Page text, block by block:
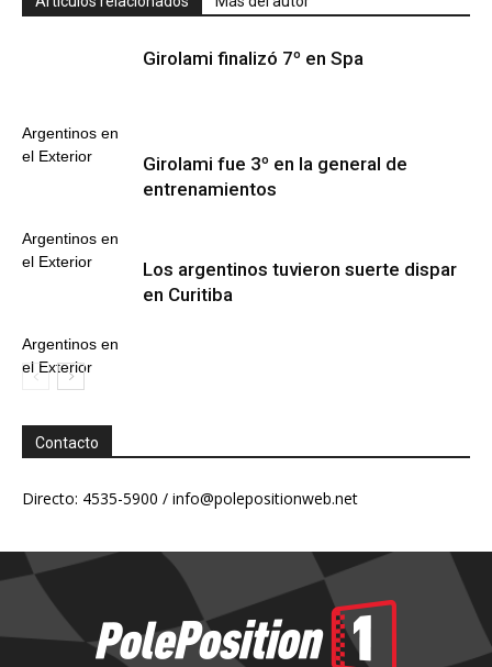
Argentinos en
el Exterior
Girolami finalizó 7º en Spa
Argentinos en
el Exterior
Girolami fue 3º en la general de
entrenamientos
Argentinos en
el Exterior
Los argentinos tuvieron suerte dispar
en Curitiba
Contacto
Directo: 4535-5900 / info@polepositionweb.net